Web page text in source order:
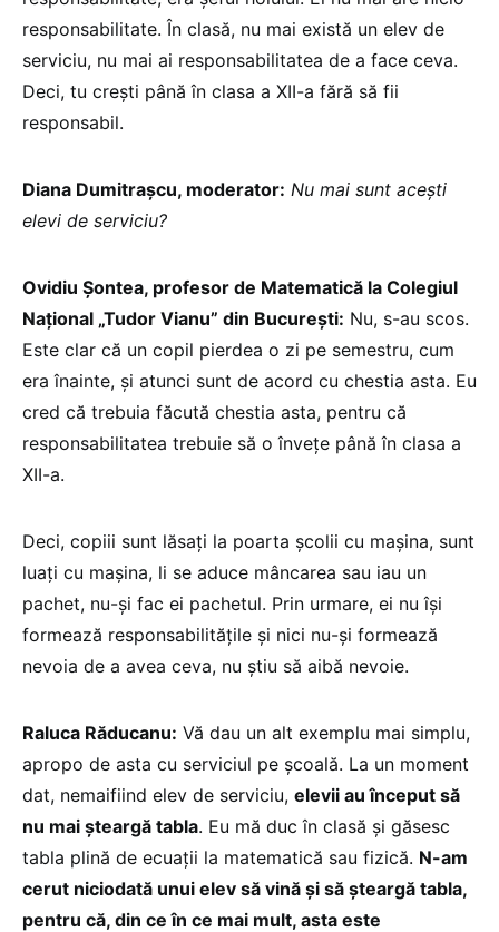
responsabilitate. În clasă, nu mai există un elev de
serviciu, nu mai ai responsabilitatea de a face ceva.
Deci, tu crești până în clasa a XII-a fără să fii
responsabil.
Diana Dumitrașcu, moderator: Nu mai sunt acești
elevi de serviciu?
Ovidiu Șontea, profesor de Matematică la Colegiul
Național „Tudor Vianu” din București: Nu, s-au scos.
Este clar că un copil pierdea o zi pe semestru, cum
era înainte, și atunci sunt de acord cu chestia asta. Eu
cred că trebuia făcută chestia asta, pentru că
responsabilitatea trebuie să o învețe până în clasa a
XII-a.
Deci, copiii sunt lăsați la poarta școlii cu mașina, sunt
luați cu mașina, li se aduce mâncarea sau iau un
pachet, nu-și fac ei pachetul. Prin urmare, ei nu își
formează responsabilitățile și nici nu-și formează
nevoia de a avea ceva, nu știu să aibă nevoie.
Raluca Răducanu: Vă dau un alt exemplu mai simplu,
apropo de asta cu serviciul pe școală. La un moment
dat, nemaifiind elev de serviciu, elevii au început să
nu mai șteargă tabla. Eu mă duc în clasă și găsesc
tabla plină de ecuații la matematică sau fizică. N-am
cerut niciodată unui elev să vină și să șteargă tabla,
pentru că, din ce în ce mai mult, asta este